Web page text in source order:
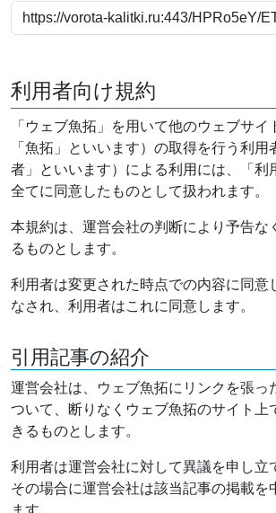
利用者向け規約
「ウェブ魚拓」を用いて他のウェブサイ
「魚拓」といいます）の取得を行う利用
者」といいます）による利用には、「利
全てに同意したものとして扱われます。
本規約は、運営会社の判断により予告な
るものとします。
利用者は変更された時点での内容に同意
なされ、利用者はこれに同意します。
引用記事の紹介
運営会社は、ウェブ魚拓にリンクを張っ
ついて、断りなくウェブ魚拓のサイト上
きるものとします。
利用者は運営会社に対して異議を申し立
その場合に運営会社は該当記事の掲載を